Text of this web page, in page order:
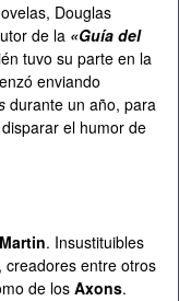
Douglas
de la «Guía del
tuvo su parte en la
enviando
durante un año, para
el humor de
. Insustituibles
creadores entre otros
de los Axons.